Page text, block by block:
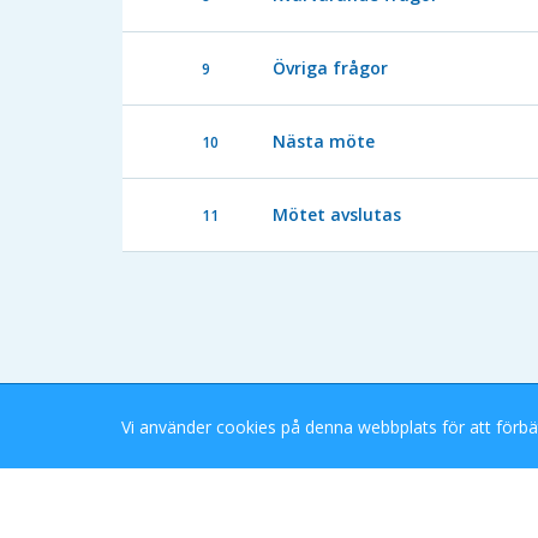
9 Övriga frågor
10 Nästa möte
11 Mötet avslutas
Stockholms Stad eDok Meetings
Vi använder cookies på denna webbplats för att